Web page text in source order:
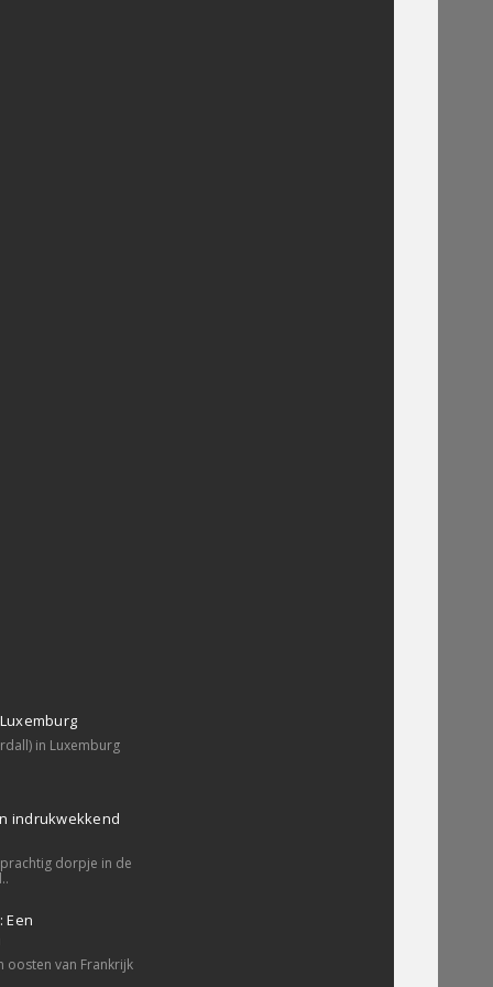
in Luxemburg
indrukwekkend
dorpje in de
Een
oosten van Frankrijk